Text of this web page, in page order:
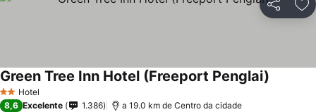
Partilhar
2 Estrelas
Hotel
Green Tree Inn Hotel (Freeport Penglai)
8,6 Excelente 1.386 a 19.0 km de Centro da cidade